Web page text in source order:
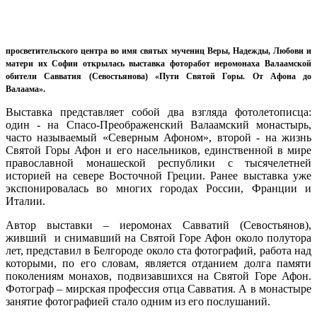
просветительского центра во имя святых мучениц Веры, Надежды, Любови и
матери их Софии открылась выставка фоторабот иеромонаха Валаамской
обители Савватия (Севостьянова) «Пути Святой Горы. От Афона до
Валаама».
Выставка представляет собой два взгляда фотолетописца:
один - на Спасо-Преображенский Валаамский монастырь,
часто называемый «Северным Афоном», второй - на жизнь
Святой Горы Афон и его насельников, единственной в мире
православной монашеской республики с тысячелетней
историей на севере Восточной Греции. Ранее выставка уже
экспонировалась во многих городах России, Франции и
Италии.
Автор выставки – иеромонах Савватий (Севостьянов),
живший и снимавший на Святой Горе Афон около полутора
лет, представил в Белгороде около ста фотографий, работа над
которыми, по его словам, является отданием долга памяти
поколениям монахов, подвизавшихся на Святой Горе Афон.
Фотограф – мирская профессия отца Савватия. А в монастыре
занятие фотографией стало одним из его послушаний.